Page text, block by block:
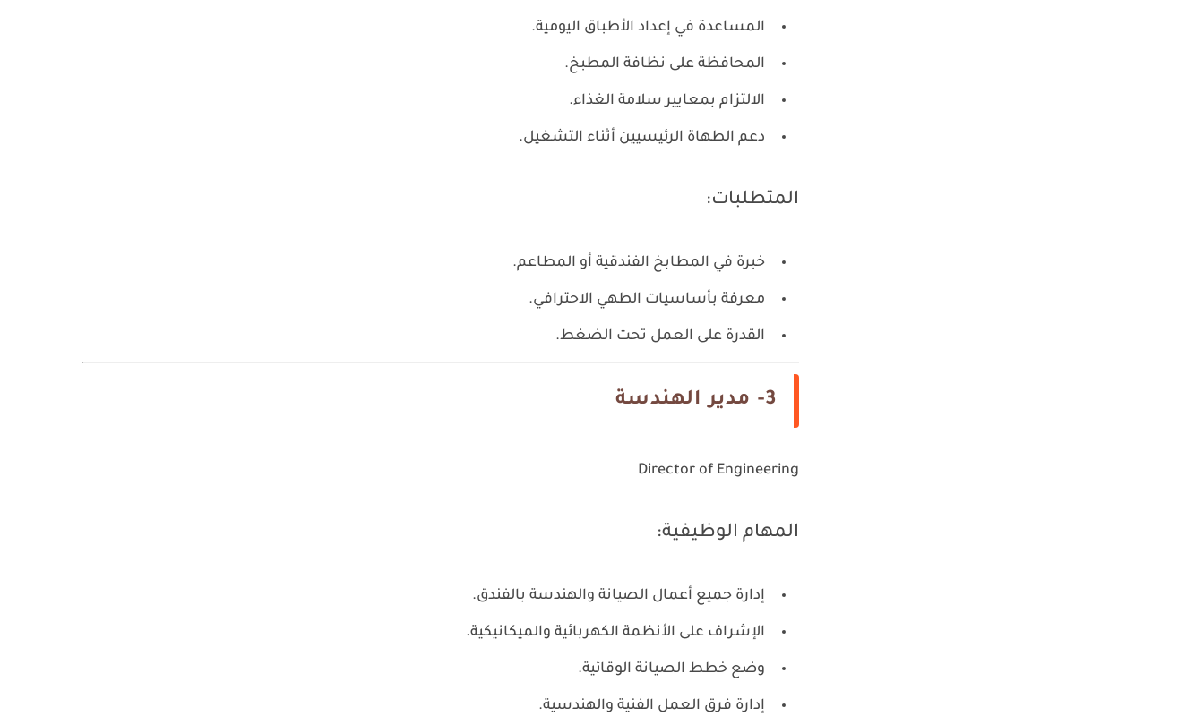
المساعدة في إعداد الأطباق اليومية.
المحافظة على نظافة المطبخ.
الالتزام بمعايير سلامة الغذاء.
دعم الطهاة الرئيسيين أثناء التشغيل.
المتطلبات:
خبرة في المطابخ الفندقية أو المطاعم.
معرفة بأساسيات الطهي الاحترافي.
القدرة على العمل تحت الضغط.
3- مدير الهندسة
Director of Engineering
المهام الوظيفية:
إدارة جميع أعمال الصيانة والهندسة بالفندق.
الإشراف على الأنظمة الكهربائية والميكانيكية.
وضع خطط الصيانة الوقائية.
إدارة فرق العمل الفنية والهندسية.